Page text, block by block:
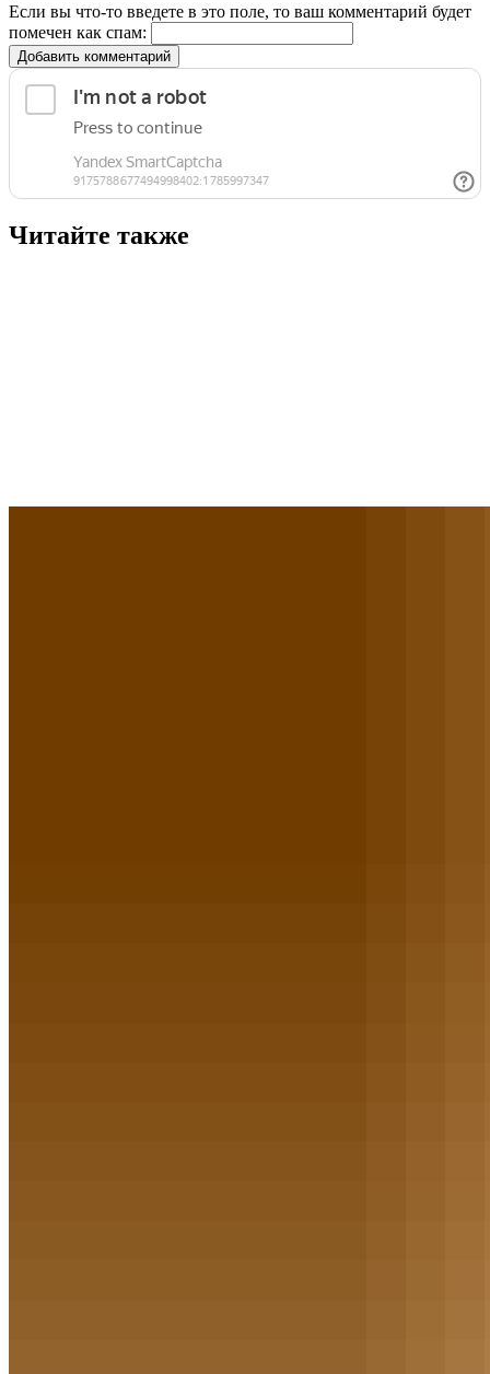
Если вы что-то введете в это поле, то ваш комментарий будет
помечен как спам:
Добавить комментарий
Читайте также